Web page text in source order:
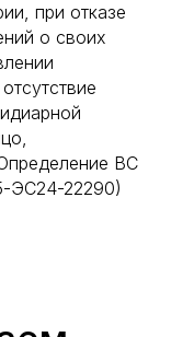
при отказе
о своих
ВС
ЭС24-22290)